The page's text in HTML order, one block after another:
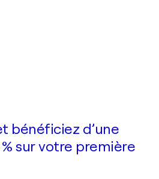
bénéficiez d’une
sur votre première